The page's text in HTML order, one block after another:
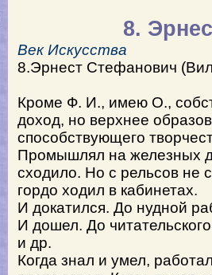
8.
Век Искусства
8.Эрнест Стефанович
Кроме Ф. И., имею О.,
доход, но верхнее
способствующего
Промышлял на железных
сходило. Но с рельсов не
гордо ходил в кабинетах.
И докатился. До нудной
И дошел. До
и др.
Когда знал и умел,